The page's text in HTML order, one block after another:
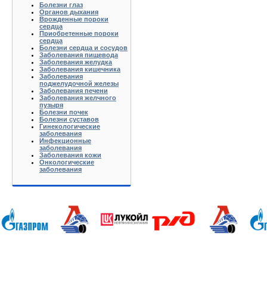
Болезни глаз
Органов дыхания
Врожденные пороки
сердца
Приобретенные пороки
сердца
Болезни сердца и сосудов
Заболевания пищевода
Заболевания желудка
Заболевания кишечника
Заболевания
поджелудочной железы
Заболевания печени
Заболевания желчного
пузыря
Болезни почек
Болезни суставов
Гинекологические
заболевания
Инфекционные
заболевания
Заболевания кожи
Онкологические
заболевания